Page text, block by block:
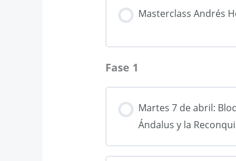
Masterclass Andrés
Fase 1
Martes 7 de abril:
Ándalus y la